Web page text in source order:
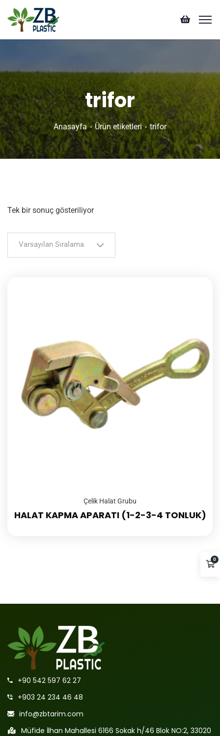
trifor
Anasayfa Ürün etiketleri trifor
Tek bir sonuç gösteriliyor
Varsayılan Sıralama
Çelik Halat Grubu
HALAT KAPMA APARATI (1-2-3-4 TONLUK)
+90 542 597 62 27
+903 24 234 46 48
info@zbtarim.com
Müfide İlhan Mahallesi 6166 Sokak h/46 Blok NO:2, 33020
0